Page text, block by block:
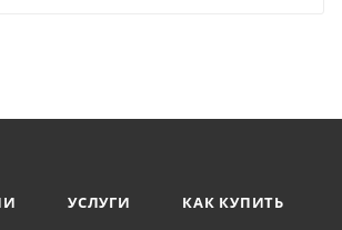
УСЛУГИ
КАК КУПИТЬ